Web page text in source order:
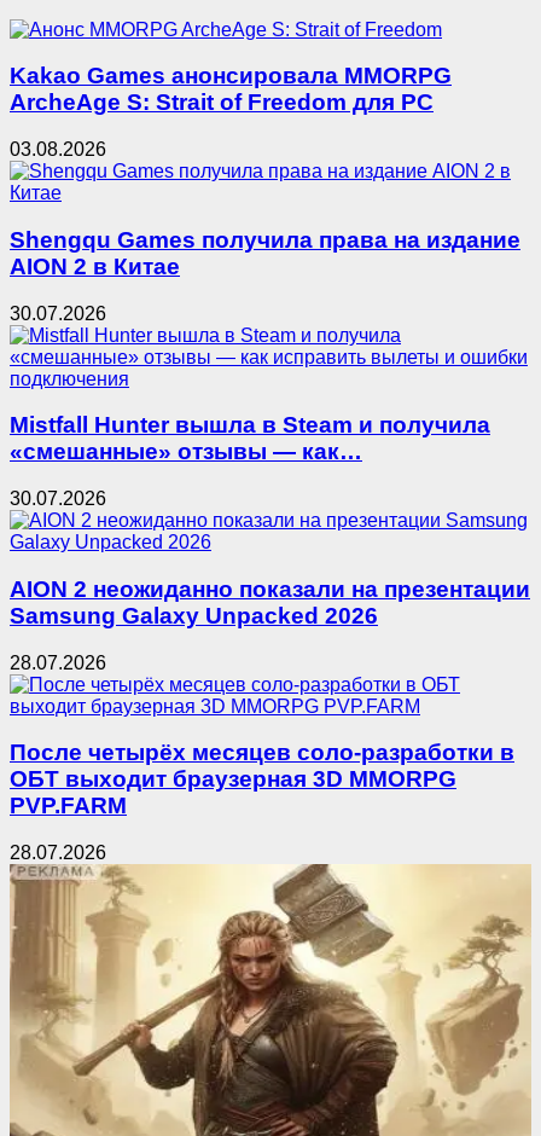
Kakao Games анонсировала MMORPG
ArcheAge S: Strait of Freedom для PC
03.08.2026
Shengqu Games получила права на издание
AION 2 в Китае
30.07.2026
Mistfall Hunter вышла в Steam и получила
«смешанные» отзывы — как…
30.07.2026
AION 2 неожиданно показали на презентации
Samsung Galaxy Unpacked 2026
28.07.2026
После четырёх месяцев соло-разработки в
ОБТ выходит браузерная 3D MMORPG
PVP.FARM
28.07.2026